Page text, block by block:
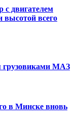
двигателем
всего
грузовиками МАЗ
в Минске вновь